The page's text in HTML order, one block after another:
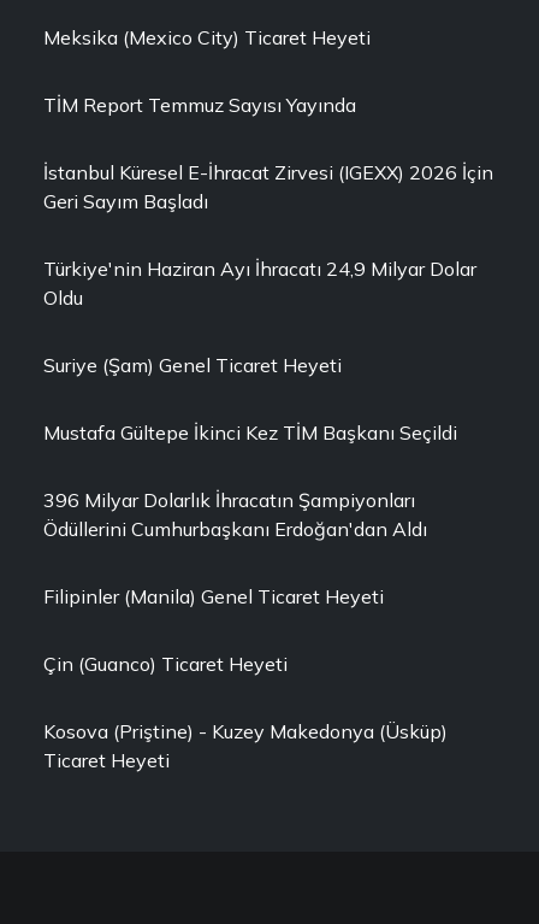
Meksika (Mexico City) Ticaret Heyeti
TİM Report Temmuz Sayısı Yayında
İstanbul Küresel E-İhracat Zirvesi (IGEXX) 2026 İçin
Geri Sayım Başladı
Türkiye'nin Haziran Ayı İhracatı 24,9 Milyar Dolar
Oldu
Suriye (Şam) Genel Ticaret Heyeti
Mustafa Gültepe İkinci Kez TİM Başkanı Seçildi
396 Milyar Dolarlık İhracatın Şampiyonları
Ödüllerini Cumhurbaşkanı Erdoğan'dan Aldı
Filipinler (Manila) Genel Ticaret Heyeti
Çin (Guanco) Ticaret Heyeti
Kosova (Priştine) - Kuzey Makedonya (Üsküp)
Ticaret Heyeti